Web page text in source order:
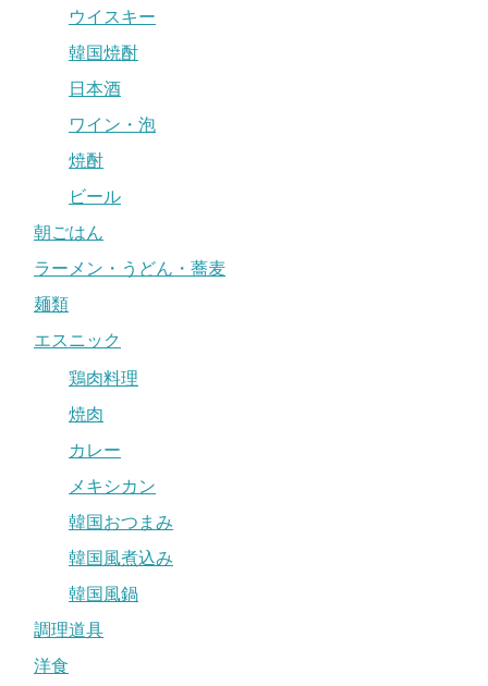
ウイスキー
韓国焼酎
日本酒
ワイン・泡
焼酎
ビール
朝ごはん
ラーメン・うどん・蕎麦
麺類
エスニック
鶏肉料理
焼肉
カレー
メキシカン
韓国おつまみ
韓国風煮込み
韓国風鍋
調理道具
洋食